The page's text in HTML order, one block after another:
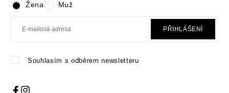
Žena Muž
PŘIHLÁŠENÍ
Souhlasím s odběrem newsletteru